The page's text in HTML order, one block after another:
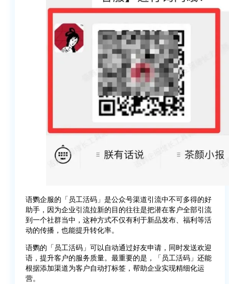
语鹦企服的「员工活码」是公众号渠道引流中不可多得的好
助手，因为企业引流拉新的目的往往是把潜在客户全部引流
到一个社群当中，这种方式不仅有利于新品发布、福利等活
动的传播，也能提升转化率。
语鹦的「员工活码」可以自动通过好友申请，同时发送欢迎
语，提升客户的服务质量。最重要的是，「员工活码」还能
根据添加渠道为客户自动打标签，帮助企业实现精细化运
营。